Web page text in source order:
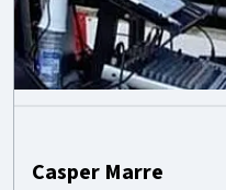
Casper Marre